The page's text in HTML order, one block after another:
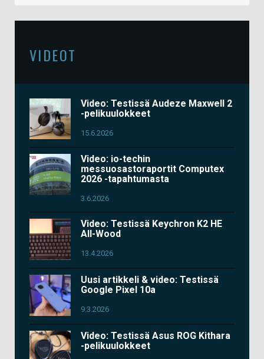
VIDEOT
Video: Testissä Audeze Maxwell 2
-pelikuulokkeet
15.6.2026
Video: io-techin
messuosastoraportit Computex
2026 -tapahtumasta
3.6.2026
Video: Testissä Keychron K2 HE
All-Wood
13.4.2026
Uusi artikkeli & video: Testissä
Google Pixel 10a
9.3.2026
Video: Testissä Asus ROG Kithara
-pelikuulokkeet